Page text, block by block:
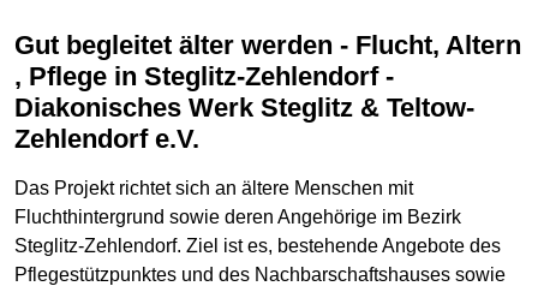
Gut begleitet älter werden - Flucht, Altern
, Pflege in Steglitz-Zehlendorf -
Diakonisches Werk Steglitz & Teltow-
Zehlendorf e.V.
Das Projekt richtet sich an ältere Menschen mit
Fluchthintergrund sowie deren Angehörige im Bezirk
Steglitz-Zehlendorf. Ziel ist es, bestehende Angebote des
Pflegestützpunktes und des Nachbarschaftshauses sowie